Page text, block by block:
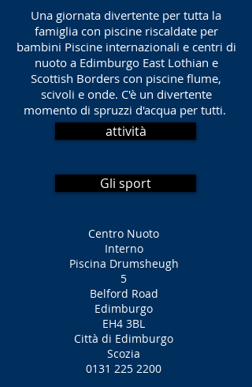
Una giornata divertente per tutta la
famiglia con piscine riscaldate per
bambini Piscine internazionali e centri di
nuoto a Edimburgo East Lothian e
Scottish Borders con piscine flume,
scivoli e onde. C'è un divertente
momento di spruzzi d'acqua per tutti.
attività
Gli sport
Centro Nuoto
Interno
Piscina Drumsheugh
5
Belford Road
Edimburgo
EH4 3BL
Città di Edimburgo
Scozia
0131 225 2200